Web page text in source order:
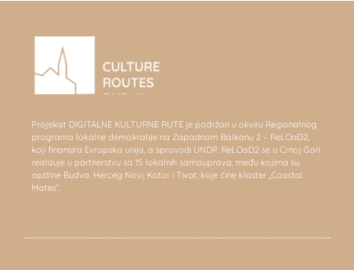
Projekat DIGITALNE KULTURNE RUTE je podržan u okviru Regionalnog
programa lokalne demokratije na Zapadnom Balkanu 2 – ReLOaD2,
koji finansira Evropska unija, a sprovodi UNDP. ReLOaD2 se u Crnoj Gori
realizuje u partnerstvu sa 15 lokalnih samouprava, među kojima su
opštine Budva, Herceg Novi, Kotor i Tivat, koje čine klaster „Coastal
Mates“.